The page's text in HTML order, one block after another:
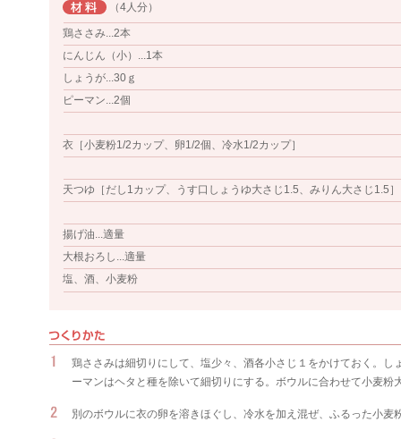
（4人分）
鶏ささみ...2本
にんじん（小）...1本
しょうが...30ｇ
ピーマン...2個
衣［小麦粉1/2カップ、卵1/2個、冷水1/2カップ］
天つゆ［だし1カップ、うす口しょうゆ大さじ1.5、みりん大さじ1.5］
揚げ油...適量
大根おろし...適量
塩、酒、小麦粉
鶏ささみは細切りにして、塩少々、酒各小さじ１をかけておく。
ーマンはヘタと種を除いて細切りにする。ボウルに合わせて小麦粉
別のボウルに衣の卵を溶きほぐし、冷水を加え混ぜ、ふるった小麦